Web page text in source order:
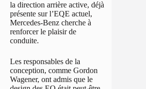
la direction arrière active, déjà
présente sur l’EQE actuel,
Mercedes-Benz cherche à
renforcer le plaisir de
conduite.
Les responsables de la
conception, comme Gordon
Wagener, ont admis que le